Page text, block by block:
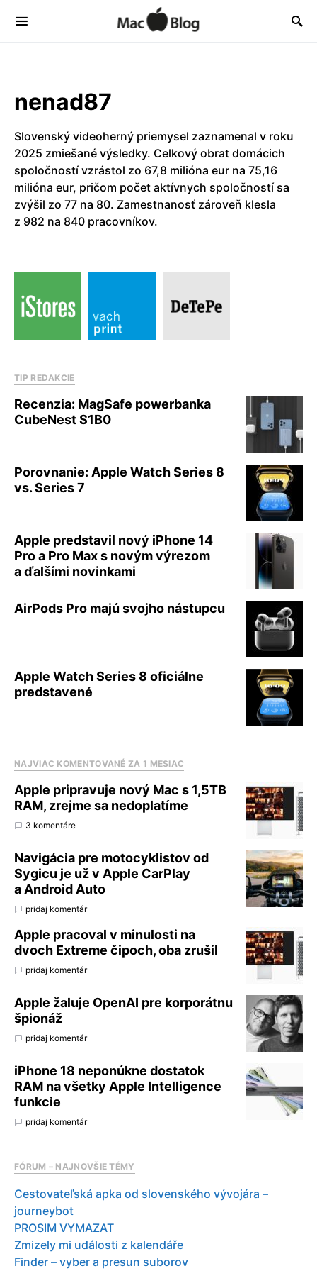
nenad87
Slovenský videoherný priemysel zaznamenal v roku
2025 zmiešané výsledky. Celkový obrat domácich
spoločností vzrástol zo 67,8 milióna eur na 75,16
milióna eur, pričom počet aktívnych spoločností sa
zvýšil zo 77 na 80. Zamestnanosť zároveň klesla
z 982 na 840 pracovníkov.
TIP REDAKCIE
Recenzia: MagSafe powerbanka
CubeNest S1B0
Porovnanie: Apple Watch Series 8
vs. Series 7
Apple predstavil nový iPhone 14
Pro a Pro Max s novým výrezom
a ďalšími novinkami
AirPods Pro majú svojho nástupcu
Apple Watch Series 8 oficiálne
predstavené
NAJVIAC KOMENTOVANÉ ZA 1 MESIAC
Apple pripravuje nový Mac s 1,5TB
RAM, zrejme sa nedoplatíme
3 komentáre
Navigácia pre motocyklistov od
Sygicu je už v Apple CarPlay
a Android Auto
pridaj komentár
Apple pracoval v minulosti na
dvoch Extreme čipoch, oba zrušil
pridaj komentár
Apple žaluje OpenAI pre korporátnu
špionáž
pridaj komentár
iPhone 18 neponúkne dostatok
RAM na všetky Apple Intelligence
funkcie
pridaj komentár
FÓRUM – NAJNOVŠIE TÉMY
Cestovateľská apka od slovenského vývojára –
journeybot
PROSIM VYMAZAT
Zmizely mi události z kalendáře
Finder – vyber a presun suborov